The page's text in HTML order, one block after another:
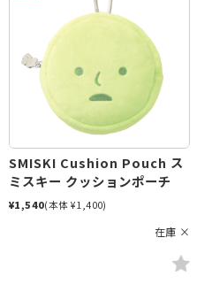
SMISKI Cushion Pouch ス
ミスキー クッションポーチ
¥1,540(本体 ¥1,400)
在庫 ×